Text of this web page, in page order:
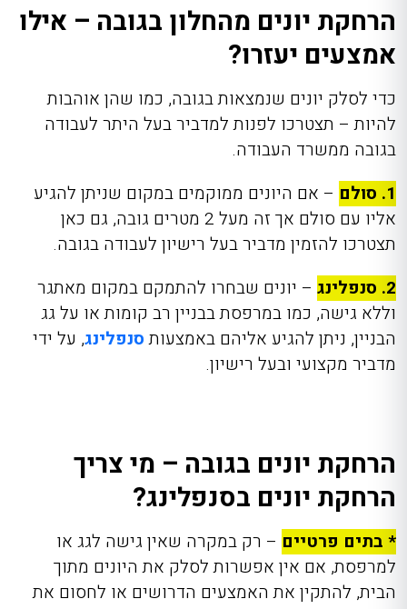
הרחקת יונים מהחלון בגובה – אילו
אמצעים יעזרו?
כדי לסלק יונים שנמצאות בגובה, כמו שהן אוהבות
להיות – תצטרכו לפנות למדביר בעל היתר לעבודה
בגובה ממשרד העבודה.
1. סולם
– אם היונים ממוקמים במקום שניתן להגיע
אליו עם סולם אך זה מעל 2 מטרים גובה, גם כאן
תצטרכו להזמין מדביר בעל רישיון לעבודה בגובה.
2. סנפלינג
– יונים שבחרו להתמקם במקום מאתגר
וללא גישה, כמו במרפסת בבניין רב קומות או על גג
הבניין, ניתן להגיע אליהם באמצעותסנפלינג, על ידי
מדביר מקצועי ובעל רישיון.
הרחקת יונים בגובה – מי צריך
הרחקת יונים בסנפלינג?
* בתים פרטיים – רק במקרה שאין גישה לגג או
למרפסת, אם אין אפשרות לסלק את היונים מתוך
הבית, להתקין את האמצעים הדרושים או לחסום את